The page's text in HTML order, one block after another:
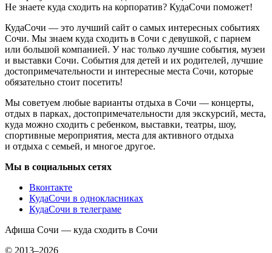
Не знаете куда сходить на корпоратив? КудаСочи поможет!
КудаСочи — это лучший сайт о самых интересных событиях
Сочи. Мы знаем куда сходить в Сочи с девушкой, с парнем
или большой компанией. У нас только лучшие события, музеи
и выставки Сочи. События для детей и их родителей, лучшие
достопримечательности и интересные места Сочи, которые
обязательно стоит посетить!
Мы советуем любые варианты отдыха в Сочи — концерты,
отдых в парках, достопримечательности для экскурсий, места,
куда можно сходить с ребенком, выставки, театры, шоу,
спортивные мероприятия, места для активного отдыха
и отдыха с семьей, и многое другое.
Мы в социальных сетях
Вконтакте
КудаСочи в однокласниках
КудаСочи в телеграме
Афиша Сочи — куда сходить в Сочи
© 2013–2026